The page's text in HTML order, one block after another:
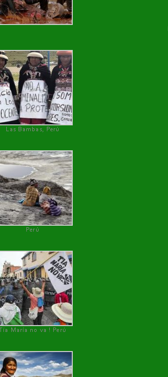
Las Bambas, Perú
Perú
María no va ! Perú